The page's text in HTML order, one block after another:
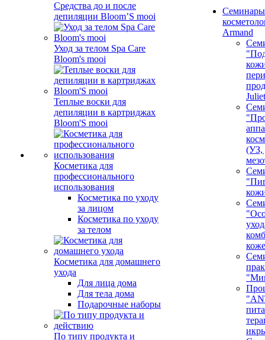
Средства до и после
депиляции Bloom’S mooi
Уход за телом Spa Care
Bloom's mooi
Теплые воски для
депиляции в картриджах
Bloom'S mooi
Косметика для
профессионального
использования
Косметика по уходу
за лицом
Косметика по уходу
за телом
Косметика для домашнего
ухода
Для лица дома
Для тела дома
Подарочные наборы
По типу продукта и
Armand
(УЗ,